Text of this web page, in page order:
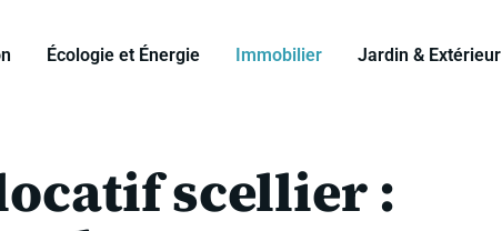
Écologie et Énergie Immobilier Jardin & Extérieur
scellier :